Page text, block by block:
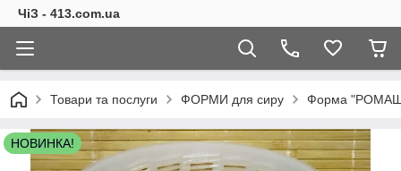
ЧіЗ - 413.com.ua
Товари та послуги ФОРМИ для сиру Форма
НОВИНКА!